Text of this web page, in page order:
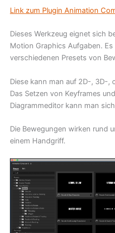
Link zum Plugin Animation
Dieses Werkzeug eignet sich
Motion Graphics Aufgaben.
verschiedenen Presets von
Diese kann man auf 2D-, 3D-,
Das Setzen von Keyframes
Diagrammeditor kann man
Die Bewegungen wirken rund
einem Handgriff.